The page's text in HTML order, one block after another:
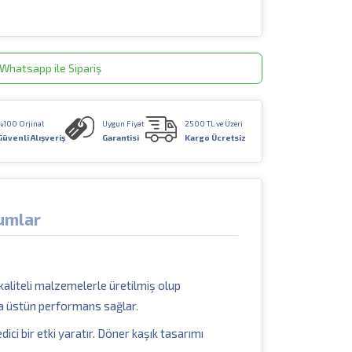
ile Sipariş
Orjinal
Alışveriş
Uygun Fiyat
Garantisi
2500 TL ve Üzeri
Kargo Ücretsiz
kaliteli malzemelerle üretilmiş olup
üstün performans sağlar.
bir etki yaratır. Döner kaşık tasarımı